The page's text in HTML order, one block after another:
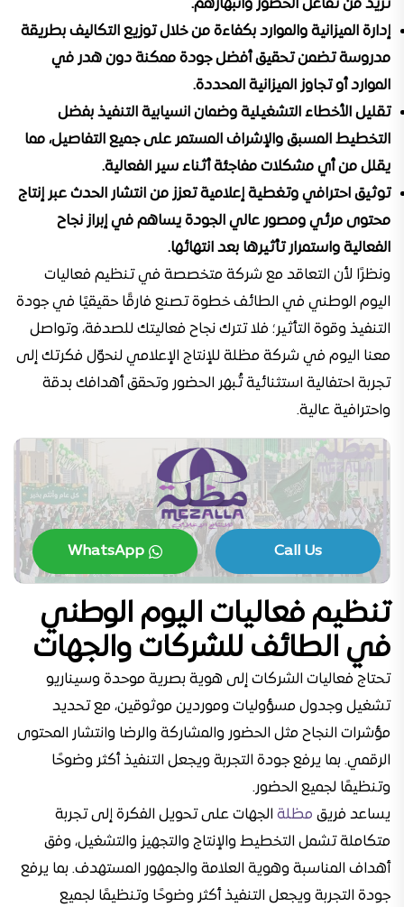
تزيد من تفاعل الحضور وانبهارهم.
إدارة الميزانية والموارد بكفاءة من خلال توزيع التكاليف بطريقة
مدروسة تضمن تحقيق أفضل جودة ممكنة دون هدر في
الموارد أو تجاوز الميزانية المحددة.
تقليل الأخطاء التشغيلية وضمان انسيابية التنفيذ بفضل
التخطيط المسبق والإشراف المستمر على جميع التفاصيل، مما
يقلل من أي مشكلات مفاجئة أثناء سير الفعالية.
توثيق احترافي وتغطية إعلامية تعزز من انتشار الحدث عبر إنتاج
محتوى مرئي ومصور عالي الجودة يساهم في إبراز نجاح
الفعالية واستمرار تأثيرها بعد انتهائها.
ونظرًا لأن التعاقد مع شركة متخصصة في تنظيم فعاليات
اليوم الوطني في الطائف خطوة تصنع فارقًا حقيقيًا في جودة
التنفيذ وقوة التأثير؛ فلا تترك نجاح فعاليتك للصدفة، وتواصل
معنا اليوم في شركة مظلة للإنتاج الإعلامي لنحوّل فكرتك إلى
تجربة احتفالية استثنائية تُبهر الحضور وتحقق أهدافك بدقة
واحترافية عالية.
Call Us
WhatsApp
تنظيم فعاليات اليوم الوطني
في الطائف للشركات والجهات
تحتاج فعاليات الشركات إلى هوية بصرية موحدة وسيناريو
تشغيل وجدول مسؤوليات وموردين موثوقين، مع تحديد
مؤشرات النجاح مثل الحضور والمشاركة والرضا وانتشار المحتوى
الرقمي. بما يرفع جودة التجربة ويجعل التنفيذ أكثر وضوحًا
وتنظيمًا لجميع الحضور.
يساعد فريق مظلة الجهات على تحويل الفكرة إلى تجربة
متكاملة تشمل التخطيط والإنتاج والتجهيز والتشغيل، وفق
أهداف المناسبة وهوية العلامة والجمهور المستهدف. بما يرفع
جودة التجربة ويجعل التنفيذ أكثر وضوحًا وتنظيمًا لجميع